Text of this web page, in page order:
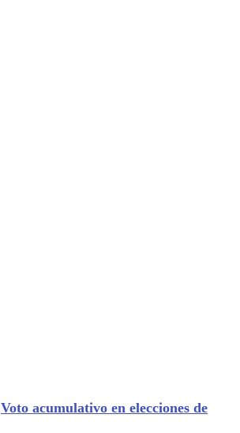
Voto acumulativo en elecciones de